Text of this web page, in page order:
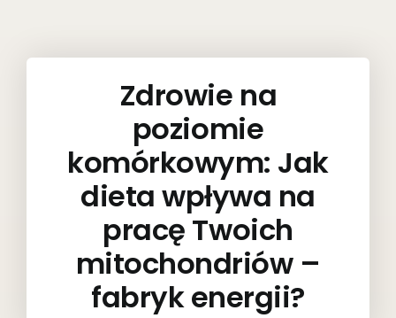
Zdrowie na
poziomie
komórkowym: Jak
dieta wpływa na
pracę Twoich
mitochondriów –
fabryk energii?